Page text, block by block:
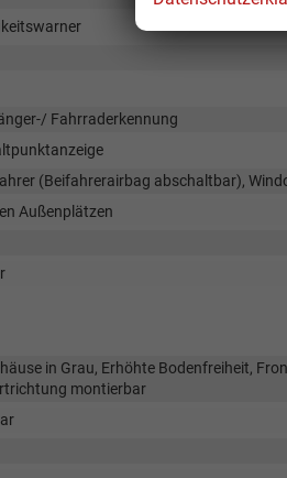
Fahrraderkennung
(Beifahrerairbag abschaltbar),
Außenplätzen
in Grau, Erhöhte Bodenfreiheit,
montierbar